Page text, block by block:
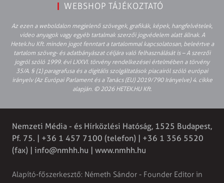
WEBSHOP TÁJÉKOZTATÓ
Az ezen a weboldalon megjelenő szövegek, grafikák, képek, hangfelvételek,
video anyagok vagy egyéb tartalmak szerzői jogvédelem alatt állnak. A
Hetek.hu Kft. minden jogot fenntart a tartalommal kapcsolatosan, beleértve a
tartalom szöveg- és adatbányászat céljára való felhasználását is – A szerzői
jogról szóló 1999. évi LXXVI. törvény rendelkezései értelmében a törvény
35/A. § (1) paragrafusa és a digitális szolgáltatások piacairól szóló európai
irányelv (Az Európai Parlament és a Tanács (EU) 2019/790 Irányelve) 4. cikke
alapján. © 2026 HETEK.HU Kft.
Nemzeti Média - és Hírközlési Hatóság, 1525 Budapest,
Pf. 75. | +36 1 457 7100 (telefon) | +36 1 356 5520
(fax) | info@nmhh.hu | www.nmhh.hu
Alapító-főszerkesztő: Németh Sándor - Founder Editor in